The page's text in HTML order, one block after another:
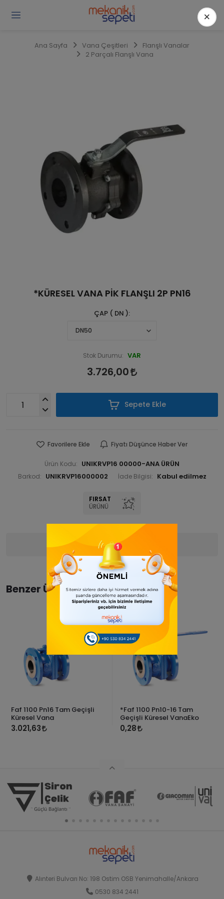
Ana Sayfa Vana Çeşitleri
Flanşlı Vanalar
2 Parçalı Flanşlı Vana
*KÜRESEL VANA PİK FLANŞLI 2P PN16
ÇAP ( DN )
Stok Durumu: VAR
3.726,00
Sepete Ekle
Favorilere Ekle Fiyatı Düşünce Haber Ver
Ürün Kodu: UNIKRVP16 00000-ANA ÜRÜN
Barkod: UNIKRVP16000002 İade Bilgisi:
FIRSAT
ÜRÜNÜ
Ürün Bilgisi Yorumlar
Benzer Ürünler
Faf 1100 Pn16 Tam Geçişli
Küresel Vana
3.021,63
*Faf 1100 Pn10-16 Tam
Geçişli Küresel VanaEko
0,28
Alınteri Bulvarı No: 198 Ostim OSB Yenimahalle/Ankara
0530 834 2441
×